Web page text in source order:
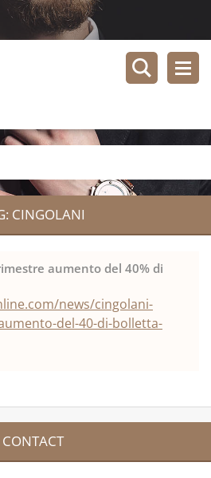
CINGOLANI
aumento del 40% di
news/cingolani-
del-40-di-bolletta-
CONTACT